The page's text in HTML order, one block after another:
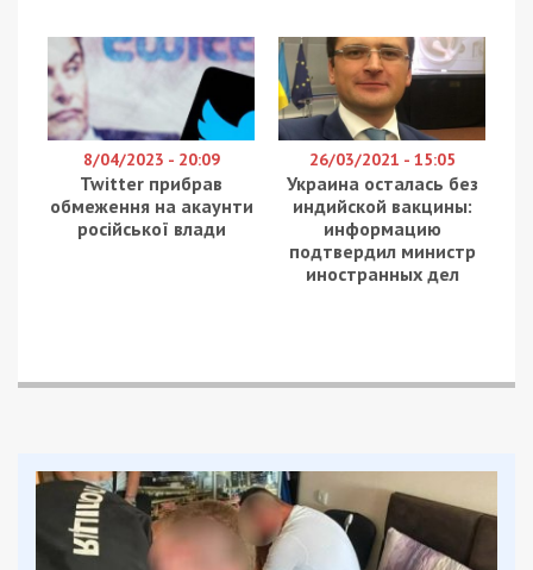
8/04/2023 - 20:09
Twitter прибрав
обмеження на акаунти
російської влади
26/03/2021 - 15:05
Украина осталась без
индийской вакцины:
информацию
подтвердил министр
иностранных дел